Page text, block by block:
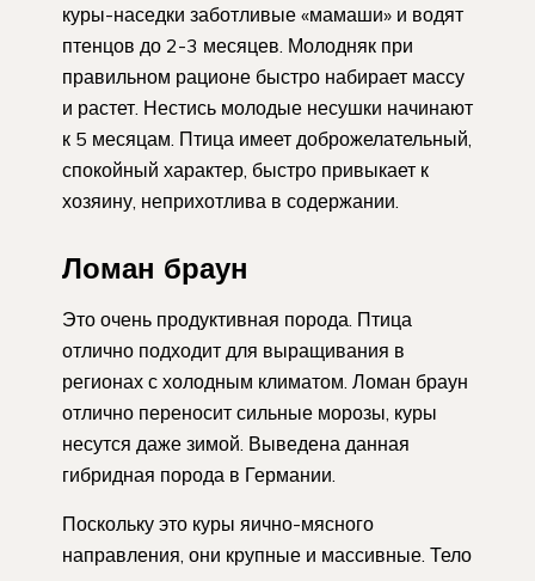
куры-наседки заботливые «мамаши» и водят
птенцов до 2-3 месяцев. Молодняк при
правильном рационе быстро набирает массу
и растет. Нестись молодые несушки начинают
к 5 месяцам. Птица имеет доброжелательный,
спокойный характер, быстро привыкает к
хозяину, неприхотлива в содержании.
Ломан браун
Это очень продуктивная порода. Птица
отлично подходит для выращивания в
регионах с холодным климатом. Ломан браун
отлично переносит сильные морозы, куры
несутся даже зимой. Выведена данная
гибридная порода в Германии.
Поскольку это куры яично-мясного
направления, они крупные и массивные. Тело